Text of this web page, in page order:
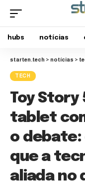
hubs notícias
starten.tech > notícias >
TECH
Toy Story
tablet
o
que a
aliada no